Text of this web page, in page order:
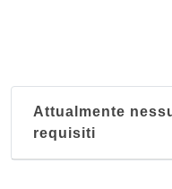
Attualmente
requisiti